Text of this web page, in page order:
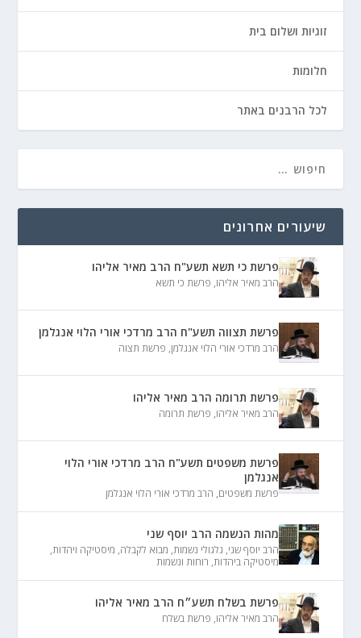
זוגיות ושלום בית
חלומות
לכל הרבנים באתר
שיעורים אחרונים
פרשת כי תשא תשע"ח הרב מאיר אליהו
הרב מאיר אליהו, פרשת כי תשא
פרשת תצווה תשע"ח הרב מרדכי אורי הלוי אנגלמן
הרב מרדכי אורי הלוי אנגלמן, פרשת תצוה
פרשת תרומה הרב מאיר אליהו
הרב מאיר אליהו, פרשת תרומה
פרשת משפטים תשע"ח הרב מרדכי אורי הלוי
אנגלמן
פרשת משפטים, הרב מרדכי אורי הלוי אנגלמן
מהות הנשמה הרב יוסף שני
הרב יוסף שני, גלגולי נשמות, מבוא לקבלה, מיסטיקה ויהדות,
מיסטיקה ביהדות, רוחות ונשמות
פרשת בשלח תשע״ח הרב מאיר אליהו
הרב מאיר אליהו, פרשת בשלח